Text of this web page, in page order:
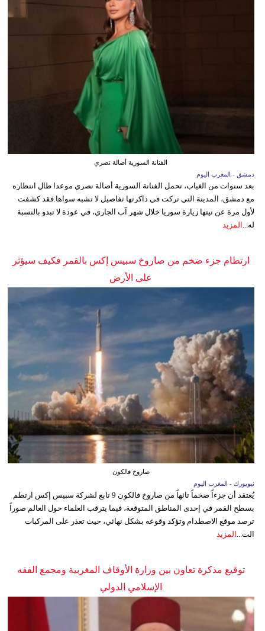
الفنانة السورية أصالة نصري
دمشق - المغرب اليوم
بعد سنوات من الغياب، تحمل الفنانة السورية أصالة نصري موعدا طال انتظاره
مع دمشق، المدينة التي تركت في ذاكرتها تفاصيل لا تشبه سواها.فقد كشفت
لأول مرة عن نيتها زيارة سوريا خلال شهر آب الجاري، في عودة لا تبدو بالنسبة
له... المزيد
ارتطام جزء ضخم من صاروخ سبيس إكس بالقمر فكيف سيؤثر
على الأرض
صاروخ فالكون
نيويورك - المغرب اليوم
يُعتقد أن جزءاً ضخماً تائهاً من صاروخ فالكون 9 تابع لشركة سبيس إكس ارتطم
بسطح القمر في إحدى المناطق المتوقعة، فيما يترقب العلماء حول العالم صوراً
ترصد موقع الاصطدام وتؤكد وقوعه بشكل نهائي، حيث تعذر على المركبات
الت... المزيد
توقيع مذكرة تعاون بين وزارة الأوقاف المغربية ومجمع الفقه
الإسلامي الدولي